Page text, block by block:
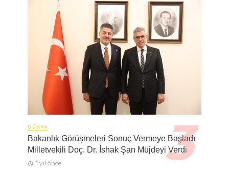
DÜNYA
Bakanlık Görüşmeleri Sonuç Vermeye Başladı
Milletvekili Doç. Dr. İshak Şan Müjdeyi Verdi
1 yıl önce